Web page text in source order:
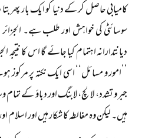
کامیابی حاصل کر کے دنیا کو ایک بار پھر
سوسائٹی کی خواہش اور طلب ہے۔
دیانتدارانہ اہتمام کیا جائے گا اس کا
’’امور و مسائل‘‘ اسی ایک نکتہ پر
جبر و تشدد، لالچ، لابنگ اور دباؤ کے
ہیں۔ لیکن وہ مغالطہ کا شکار ہیں اور